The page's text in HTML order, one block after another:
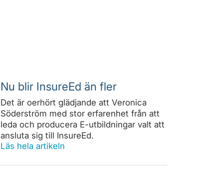
Nu blir InsureEd än fler
Det är oerhört glädjande att Veronica
Söderström med stor erfarenhet från att
leda och producera E-utbildningar valt att
ansluta sig till InsureEd.
Läs hela artikeln